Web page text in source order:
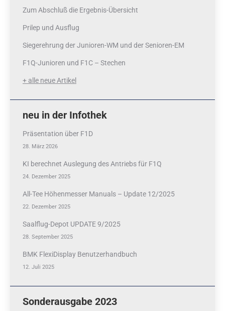
Zum Abschluß die Ergebnis-Übersicht
Prilep und Ausflug
Siegerehrung der Junioren-WM und der Senioren-EM
F1Q-Junioren und F1C – Stechen
+ alle neue Artikel
neu in der Infothek
Präsentation über F1D
28. März 2026
KI berechnet Auslegung des Antriebs für F1Q
24. Dezember 2025
All-Tee Höhenmesser Manuals – Update 12/2025
22. Dezember 2025
Saalflug-Depot UPDATE 9/2025
28. September 2025
BMK FlexiDisplay Benutzerhandbuch
12. Juli 2025
Sonderausgabe 2023